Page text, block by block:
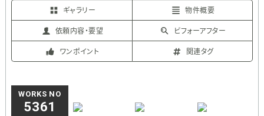
ギャラリー 物件概要
依頼内容・要望 ビフォーアフター
ワンポイント 関連タグ
WORKS NO
5361